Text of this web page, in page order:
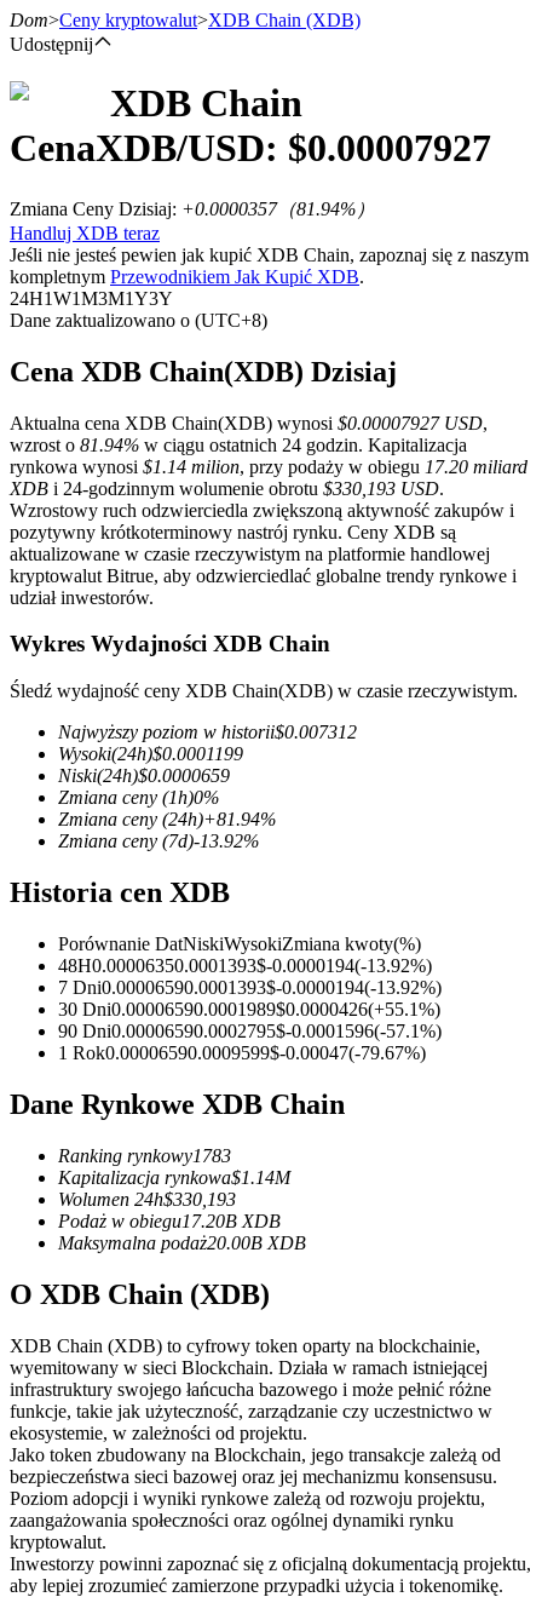
Kontrakty terminowe
Kontrakty terminowe na USDT
Kontrakty terminowe COIN-M
Kontrakty terminowe na kryptowaluty
TradFi
Instrumenty pochodne na akcje, forex, metale szlachetne i
towary
Kontrakty terminowe na USDC
Kopiowanie Transakcji
Dołącz do najlepszych traderów
Dom>Ceny kryptowalut>XDB Chain (XDB)
Udostępnij
XDB Chain
CenaXDB/USD: $0.00007927
Zmiana Ceny Dzisiaj: +0.0000357（81.94%）
Handluj XDB teraz
Jeśli nie jesteś pewien jak kupić XDB Chain, zapoznaj się z naszym
kompletnym Przewodnikiem Jak Kupić XDB.
24H1W1M3M1Y3Y
Dane zaktualizowano o (UTC+8)
Cena XDB Chain(XDB) Dzisiaj
Aktualna cena XDB Chain(XDB) wynosi $0.00007927 USD,
wzrost o 81.94% w ciągu ostatnich 24 godzin. Kapitalizacja
rynkowa wynosi $1.14 milion, przy podaży w obiegu 17.20 miliard
XDB i 24-godzinnym wolumenie obrotu $330,193 USD.
Wzrostowy ruch odzwierciedla zwiększoną aktywność zakupów i
pozytywny krótkoterminowy nastrój rynku. Ceny XDB są
aktualizowane w czasie rzeczywistym na platformie handlowej
kryptowalut Bitrue, aby odzwierciedlać globalne trendy rynkowe i
udział inwestorów.
Wykres Wydajności XDB Chain
Śledź wydajność ceny XDB Chain(XDB) w czasie rzeczywistym.
Najwyższy poziom w historii$0.007312
Wysoki(24h)$0.0001199
Niski(24h)$0.0000659
Zmiana ceny (1h)0%
Zmiana ceny (24h)+81.94%
Zmiana ceny (7d)-13.92%
Historia cen XDB
Porównanie DatNiskiWysokiZmiana kwoty(%)
48H0.00006350.0001393$-0.0000194(-13.92%)
7 Dni0.00006590.0001393$-0.0000194(-13.92%)
30 Dni0.00006590.0001989$0.0000426(+55.1%)
90 Dni0.00006590.0002795$-0.0001596(-57.1%)
1 Rok0.00006590.0009599$-0.00047(-79.67%)
Dane Rynkowe XDB Chain
Ranking rynkowy1783
Kapitalizacja rynkowa$1.14M
Wolumen 24h$330,193
Podaż w obiegu17.20B XDB
Maksymalna podaż20.00B XDB
O XDB Chain (XDB)
XDB Chain (XDB) to cyfrowy token oparty na blockchainie,
wyemitowany w sieci Blockchain. Działa w ramach istniejącej
infrastruktury swojego łańcucha bazowego i może pełnić różne
funkcje, takie jak użyteczność, zarządzanie czy uczestnictwo w
ekosystemie, w zależności od projektu.
Jako token zbudowany na Blockchain, jego transakcje zależą od
bezpieczeństwa sieci bazowej oraz jej mechanizmu konsensusu.
Poziom adopcji i wyniki rynkowe zależą od rozwoju projektu,
zaangażowania społeczności oraz ogólnej dynamiki rynku
kryptowalut.
Inwestorzy powinni zapoznać się z oficjalną dokumentacją projektu,
aby lepiej zrozumieć zamierzone przypadki użycia i tokenomikę.